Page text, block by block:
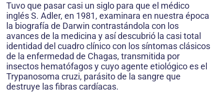
Tuvo que pasar casi un siglo para que el médico
inglés S. Adler, en 1981, examinara en nuestra época
la biografía de Darwin contrastándola con los
avances de la medicina y así descubrió la casi total
identidad del cuadro clínico con los síntomas clásicos
de la enfermedad de Chagas, transmitida por
insectos hematófagos y cuyo agente etiológico es el
Trypanosoma cruzi, parásito de la sangre que
destruye las fibras cardíacas.